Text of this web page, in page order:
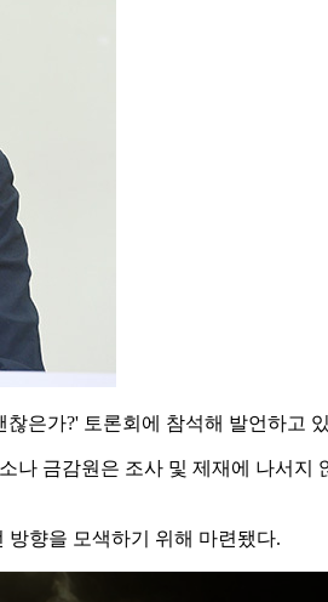
은가?' 토론회에 참석해 발언하고
나 금감원은 조사 및 제재에 나서지
향을 모색하기 위해 마련됐다.